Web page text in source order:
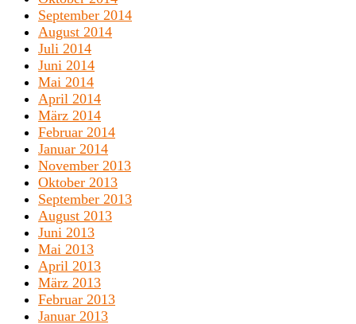
September 2014
August 2014
Juli 2014
Juni 2014
Mai 2014
April 2014
März 2014
Februar 2014
Januar 2014
November 2013
Oktober 2013
September 2013
August 2013
Juni 2013
Mai 2013
April 2013
März 2013
Februar 2013
Januar 2013